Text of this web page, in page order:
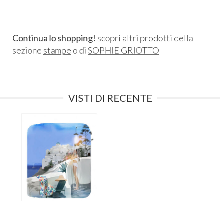
Continua lo shopping! scopri altri prodotti della
sezione stampe o di SOPHIE GRIOTTO
VISTI DI RECENTE